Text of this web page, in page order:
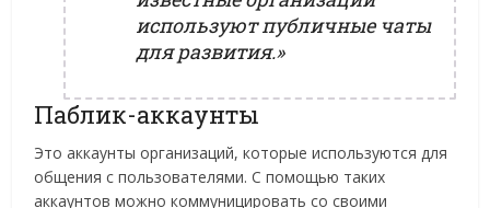
используют публичные чаты
для развития.»
Паблик-аккаунты
Это аккаунты организаций, которые используются для
общения с пользователями. С помощью таких
аккаунтов можно коммуницировать со своими